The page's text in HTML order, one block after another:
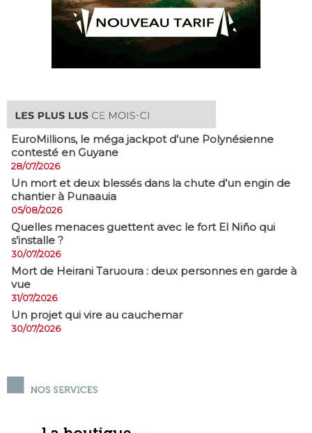
EuroMillions, ​le méga jackpot d’une Polynésienne
contesté en Guyane
28/07/2026
​Un mort et deux blessés dans la chute d’un engin de
chantier à Punaauia
05/08/2026
Quelles menaces guettent avec le fort El Niño qui
s’installe ?
30/07/2026
Mort de Heirani Taruoura : deux personnes en garde à
vue
31/07/2026
Un projet qui vire au cauchemar
30/07/2026